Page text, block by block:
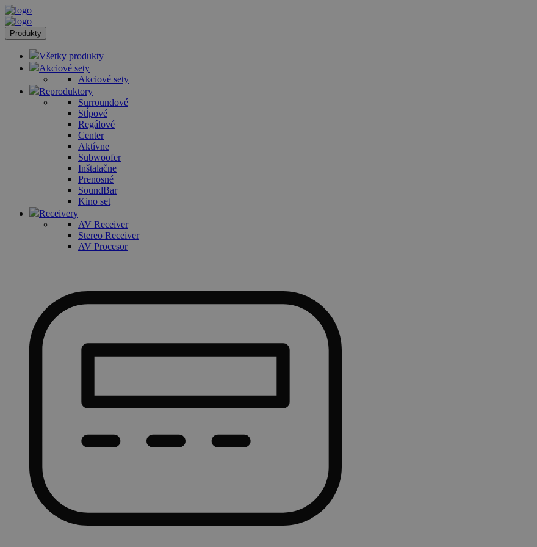
Produkty
Všetky produkty
Akciové sety
Akciové sety
Reproduktory
Surroundové
Stĺpové
Regálové
Center
Aktívne
Subwoofer
Inštalačne
Prenosné
SoundBar
Kino set
Receivery
AV Receiver
Stereo Receiver
AV Procesor